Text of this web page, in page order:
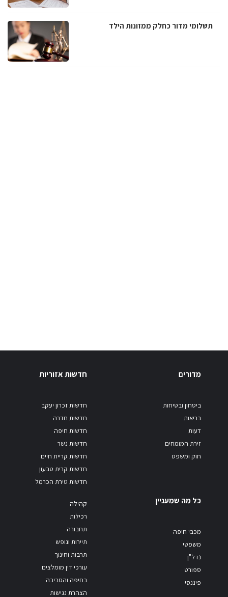
תשלומי מדור כחלק ממזונות הילד
מדורים
ביטחון ובטיחות
בריאות
דעות
זירת המומחים
חוק ומשפט
חדשות אזוריות
חדשות זכרון יעקב
חדשות חדרה
חדשות חיפה
חדשות נשר
חדשות קריית חיים
חדשות קרית טבעון
חדשות טירת הכרמל
כל מה שמעניין
מכבי חיפה
משפטי
נדל"ן
ספורט
פיננסי
קהילה
רכילות
תחבורה
תיירות ונופש
תרבות וחינוך
עורכי דין מומלצים
בחיפה והסביבה
הצהרת נגישות